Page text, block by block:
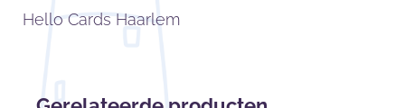
Hello Cards Haarlem